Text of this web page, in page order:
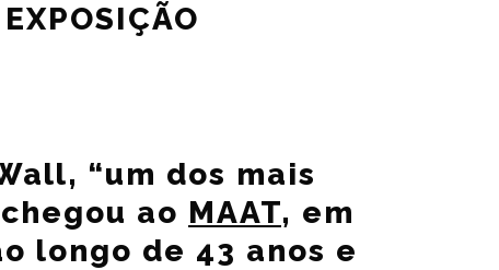
“um dos mais
ao MAAT, em
longo de 43 anos e